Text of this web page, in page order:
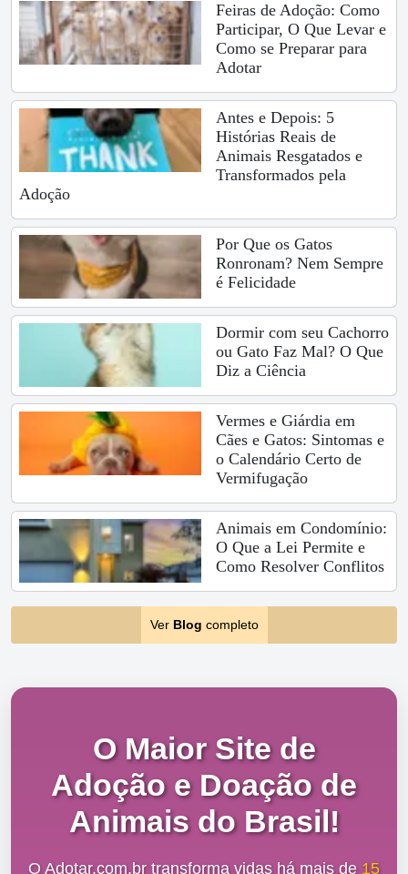
Feiras de Adoção: Como
Participar, O Que Levar e
Como se Preparar para
Adotar
Antes e Depois: 5
Histórias Reais de
Animais Resgatados e
Transformados pela
Adoção
Por Que os Gatos
Ronronam? Nem Sempre
é Felicidade
Dormir com seu Cachorro
ou Gato Faz Mal? O Que
Diz a Ciência
Vermes e Giárdia em
Cães e Gatos: Sintomas e
o Calendário Certo de
Vermifugação
Animais em Condomínio:
O Que a Lei Permite e
Como Resolver Conflitos
Ver Blog completo
O Maior Site de
Adoção e Doação de
Animais do Brasil!
O Adotar.com.br transforma vidas há mais de 15